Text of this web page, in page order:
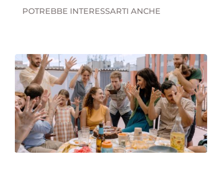
POTREBBE INTERESSARTI ANCHE